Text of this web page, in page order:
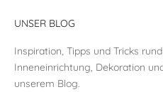
UNSER BLOG
Inspiration, Tipps und Tricks
Inneneinrichtung, Dekoration
unserem Blog.